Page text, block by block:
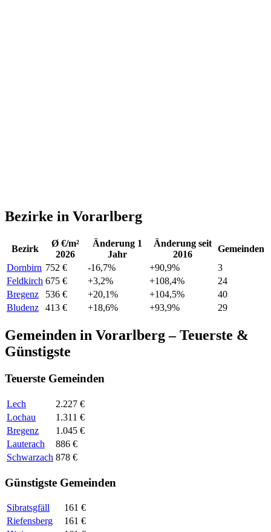
Bezirke in Vorarlberg
Bezirk
Ø €/m²
2026
Änderung 1
Jahr
Änderung seit
2016
Gemeinden
Dornbirn 752 € -16,7% +90,9%
3
Feldkirch 675 € +3,2% +108,4%
24
Bregenz
536 € +20,1% +104,5%
40
Bludenz
413 € +18,6% +93,9% 29
Gemeinden in Vorarlberg – Teuerste &
Günstigste
Teuerste Gemeinden
Lech
2.227 €
Lochau
1.311 €
Bregenz
1.045 €
Lauterach
886 €
Schwarzach 878 €
Günstigste Gemeinden
Sibratsgfäll
161 €
Riefensberg
161 €